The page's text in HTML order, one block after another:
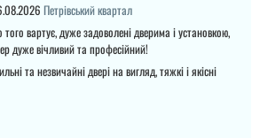
–
зі
Петрівський квартал
вартує, дуже задоволені дверима і установкою,
дуже вічливий та професійний!
та незвичайні двері на вигляд, тяжкі і якісні